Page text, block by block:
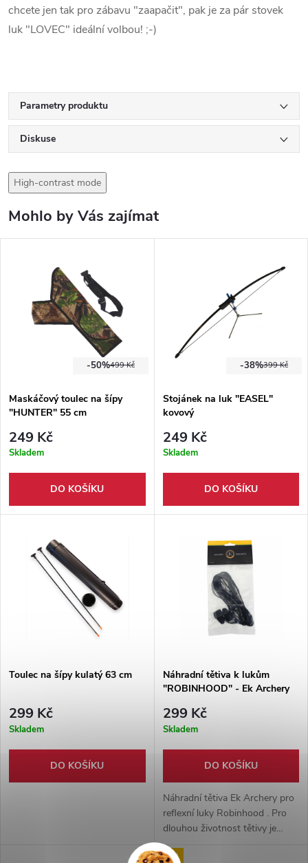
chcete jen tak pro zábavu "zaapačit", pak je za pár stovek
luk "LOVEC" ideální volbou! ;-)
Parametry produktu
Diskuse
High-contrast mode
Mohlo by Vás zajímat
499 Kč
-50%
Maskáčový toulec na šípy
"HUNTER" 55 cm
249 Kč
Skladem
DO KOŠÍKU
399 Kč
-38%
Stojánek na luk "EASEL"
kovový
249 Kč
Skladem
DO KOŠÍKU
Toulec na šípy kulatý 63 cm
299 Kč
Skladem
DO KOŠÍKU
Náhradní tětiva k lukům
"ROBINHOOD" - Ek Archery
299 Kč
Skladem
DO KOŠÍKU
Náhradní tětiva Ek Archery pro
reflexní luky Robinhood . Pro
dlouhou životnost tětivy je
nutné správné ošetřování
voskem na tětivy a nestřílet bez
Děti